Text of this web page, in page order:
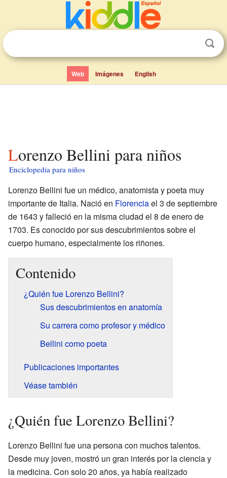
Web Imágenes English
Lorenzo Bellini para niños
Enciclopedia para niños
Lorenzo Bellini fue un médico, anatomista y poeta muy
importante de Italia. Nació en Florenciael 3 de septiembre
de 1643 y falleció en la misma ciudad el 8 de enero de
1703. Es conocido por sus descubrimientos sobre el
cuerpo humano, especialmente los riñones.
Contenido
¿Quién fue Lorenzo Bellini?
Sus descubrimientos en anatomía
Su carrera como profesor y médico
Bellini como poeta
Publicaciones importantes
Véase también
¿Quién fue Lorenzo Bellini?
Lorenzo Bellini fue una persona con muchos talentos.
Desde muy joven, mostró un gran interés por la ciencia y
la medicina. Con solo 20 años, ya había realizado